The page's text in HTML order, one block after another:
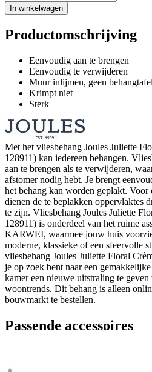
In winkelwagen
Productomschrijving
Eenvoudig aan te brengen
Eenvoudig te verwijderen
Muur inlijmen, geen
Krimpt niet
Sterk
Met het vliesbehang Joules Juliette
128911) kan iedereen behangen.
aan te brengen als te verwijderen,
afstomer nodig hebt. Je brengt
het behang kan worden geplakt.
dienen de te beplakken oppervlaktes
te zijn. Vliesbehang Joules Juliette
128911) is onderdeel van het ruime
KARWEI, waarmee jouw huis
moderne, klassieke of een sfeervolle
vliesbehang Joules Juliette Floral
je op zoek bent naar een
kamer een nieuwe uitstraling te geven
woontrends. Dit behang is alleen
bouwmarkt te bestellen.
Passende accessoires